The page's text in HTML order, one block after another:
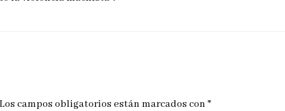
Los campos obligatorios están marcados con *